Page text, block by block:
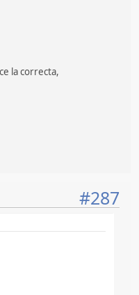
la correcta,
#287